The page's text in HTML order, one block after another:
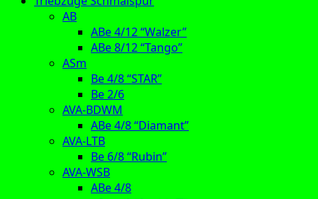
AB
ABe 4/12 “Walzer”
ABe 8/12 “Tango”
ASm
Be 4/8 “STAR”
Be 2/6
AVA-BDWM
ABe 4/8 “Diamant”
AVA-LTB
Be 6/8 “Rubin”
AVA-WSB
ABe 4/8